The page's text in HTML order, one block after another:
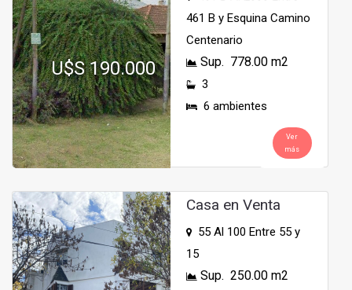
U$S 190.000
461 B y Esquina Camino
Centenario
Sup. 778.00 m2
3
6 ambientes
Ver
más
Casa en Venta
55 Al 100 Entre 55 y
15
Sup. 250.00 m2